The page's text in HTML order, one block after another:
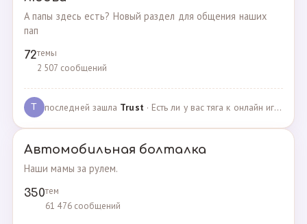
А папы здесь есть? Новый раздел для общения наших
пап
72темы
2 507 сообщений
T последней зашла Trust · Есть ли у вас тяга к онлайн играм? · 02.05.2025
Автомобильная болталка
Наши мамы за рулем.
350тем
61 476 сообщений